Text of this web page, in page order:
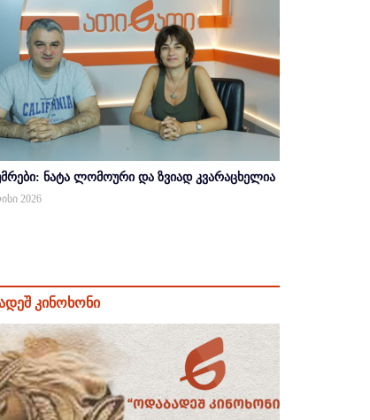
ნატა ლომოური და ზვიად კვარაცხელია
2026
კინოხონი